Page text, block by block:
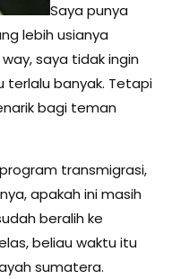
Saya punya
lebih usianya
saya tidak ingin
terlalu banyak. Tetapi
bagi teman
transmigrasi,
apakah ini masih
beralih ke
beliau waktu itu
sumatera.